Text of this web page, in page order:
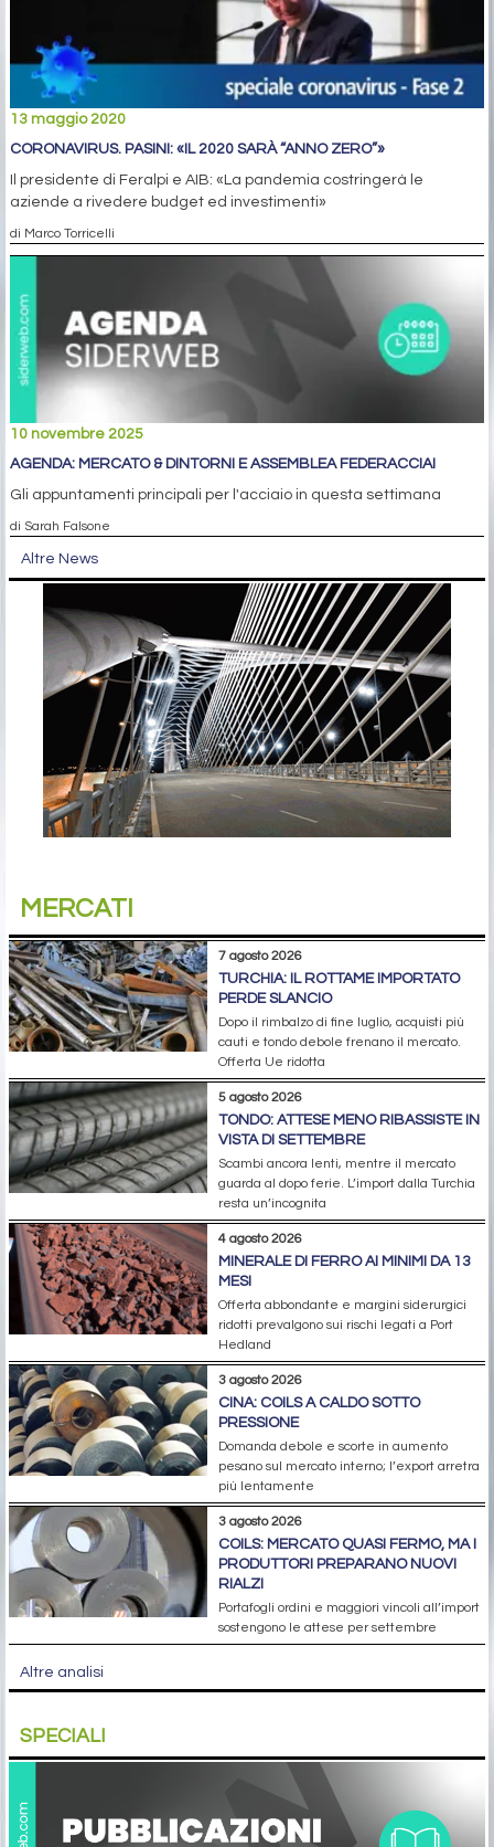
13 maggio 2020
CORONAVIRUS. PASINI: «IL 2020 SARÀ “ANNO ZERO”»
Il presidente di Feralpi e AIB: «La pandemia costringerà le
aziende a rivedere budget ed investimenti»
di Marco Torricelli
10 novembre 2025
AGENDA: MERCATO & DINTORNI E ASSEMBLEA FEDERACCIAI
Gli appuntamenti principali per l'acciaio in questa settimana
di Sarah Falsone
Altre News
MERCATI
7 agosto 2026
TURCHIA: IL ROTTAME IMPORTATO
PERDE SLANCIO
Dopo il rimbalzo di fine luglio, acquisti più
cauti e tondo debole frenano il mercato.
Offerta Ue ridotta
5 agosto 2026
TONDO: ATTESE MENO RIBASSISTE IN
VISTA DI SETTEMBRE
Scambi ancora lenti, mentre il mercato
guarda al dopo ferie. L’import dalla Turchia
resta un’incognita
4 agosto 2026
MINERALE DI FERRO AI MINIMI DA 13
MESI
Offerta abbondante e margini siderurgici
ridotti prevalgono sui rischi legati a Port
Hedland
3 agosto 2026
CINA: COILS A CALDO SOTTO
PRESSIONE
Domanda debole e scorte in aumento
pesano sul mercato interno; l’export arretra
più lentamente
3 agosto 2026
COILS: MERCATO QUASI FERMO, MA I
PRODUTTORI PREPARANO NUOVI
RIALZI
Portafogli ordini e maggiori vincoli all’import
sostengono le attese per settembre
Altre analisi
SPECIALI